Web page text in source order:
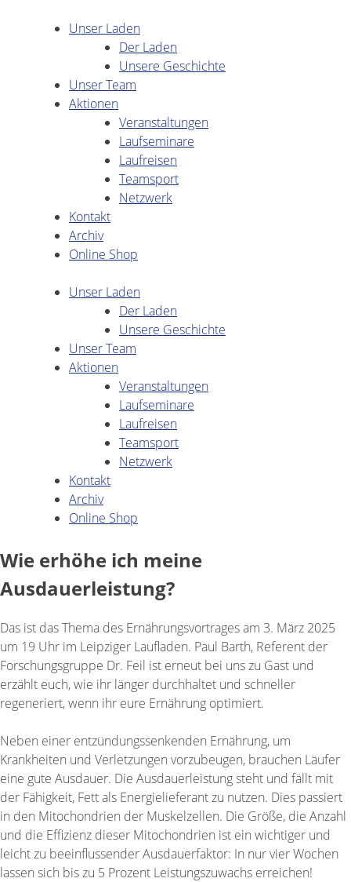
Unser Laden
Der Laden
Unsere Geschichte
Unser Team
Aktionen
Veranstaltungen
Laufseminare
Laufreisen
Teamsport
Netzwerk
Kontakt
Archiv
Online Shop
Unser Laden
Der Laden
Unsere Geschichte
Unser Team
Aktionen
Veranstaltungen
Laufseminare
Laufreisen
Teamsport
Netzwerk
Kontakt
Archiv
Online Shop
Wie erhöhe ich meine
Ausdauerleistung?
Das ist das Thema des Ernährungsvortrages am 3. März 2025
um 19 Uhr im Leipziger Laufladen. Paul Barth, Referent der
Forschungsgruppe Dr. Feil ist erneut bei uns zu Gast und
erzählt euch, wie ihr länger durchhaltet und schneller
regeneriert, wenn ihr eure Ernährung optimiert.
Neben einer entzündungssenkenden Ernährung, um
Krankheiten und Verletzungen vorzubeugen, brauchen Läufer
eine gute Ausdauer. Die Ausdauerleistung steht und fällt mit
der Fähigkeit, Fett als Energielieferant zu nutzen. Dies passiert
in den Mitochondrien der Muskelzellen. Die Größe, die Anzahl
und die Effizienz dieser Mitochondrien ist ein wichtiger und
leicht zu beeinflussender Ausdauerfaktor: In nur vier Wochen
lassen sich bis zu 5 Prozent Leistungszuwachs erreichen!